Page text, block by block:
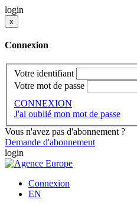
login
x
Connexion
Votre identifiant
Votre mot de passe
CONNEXION
J'ai oublié mon mot de passe
Vous n'avez pas d'abonnement ?
Demande d'abonnement
login
Connexion
EN